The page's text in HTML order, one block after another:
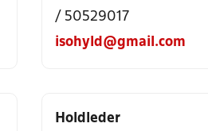
/ 50529017
isohyld@gmail.com
Holdleder